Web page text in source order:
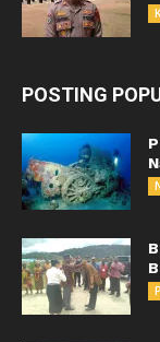
POSTING